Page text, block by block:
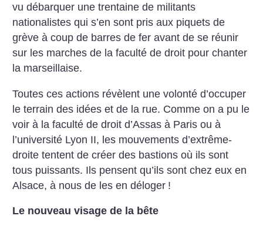
vu débarquer une trentaine de militants
nationalistes qui s’en sont pris aux piquets de
grève à coup de barres de fer avant de se réunir
sur les marches de la faculté de droit pour chanter
la marseillaise.
Toutes ces actions révèlent une volonté d’occuper
le terrain des idées et de la rue. Comme on a pu le
voir à la faculté de droit d’Assas à Paris ou à
l’université Lyon II, les mouvements d’extrême-
droite tentent de créer des bastions où ils sont
tous puissants. Ils pensent qu’ils sont chez eux en
Alsace, à nous de les en déloger !
Le nouveau visage de la bête